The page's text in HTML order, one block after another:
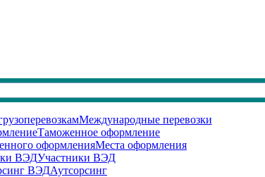
Международные перевозки
Таможенное оформление
Места оформления
Участники ВЭД
Аутсорсинг